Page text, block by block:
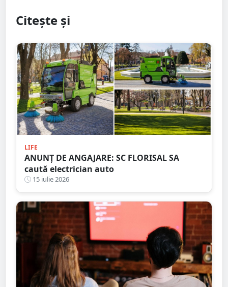
Citește și
LIFE
ANUNȚ DE ANGAJARE: SC FLORISAL SA
caută electrician auto
15 iulie 2026